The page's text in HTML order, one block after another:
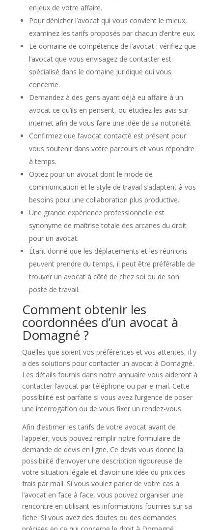
enjeux de votre affaire.
Pour dénicher l’avocat qui vous convient le mieux,
examinez les tarifs proposés par chacun d’entre eux.
Le domaine de compétence de l’avocat : vérifiez que
l’avocat que vous envisagez de contacter est
spécialisé dans le domaine juridique qui vous
concerne.
Demandez à des gens ayant déjà eu affaire à un
avocat ce qu’ils en pensent, ou étudiez les avis sur
internet afin de vous faire une idée de sa notoriété.
Confirmez que l’avocat contacté est présent pour
vous soutenir dans votre parcours et vous répondre
à temps.
Optez pour un avocat dont le mode de
communication et le style de travail s’adaptent à vos
besoins pour une collaboration plus productive.
Une grande expérience professionnelle est
synonyme de maîtrise totale des arcanes du droit
pour un avocat.
Étant donné que les déplacements et les réunions
peuvent prendre du temps, il peut être préférable de
trouver un avocat à côté de chez soi ou de son
poste de travail.
Comment obtenir les
coordonnées d’un avocat à
Domagné ?
Quelles que soient vos préférences et vos attentes, il y
a des solutions pour contacter un avocat à Domagné.
Les détails fournis dans notre annuaire vous aideront à
contacter l’avocat par téléphone ou par e-mail. Cette
possibilité est parfaite si vous avez l’urgence de poser
une interrogation ou de vous fixer un rendez-vous.
Afin d’estimer les tarifs de votre avocat avant de
l’appeler, vous pouvez remplir notre formulaire de
demande de devis en ligne. Ce devis vous donne la
possibilité d’envoyer une description rigoureuse de
votre situation légale et d’avoir une idée du prix des
frais par mail. Si vous voulez parler de votre cas à
l’avocat en face à face, vous pouvez organiser une
rencontre en utilisant les informations fournies sur sa
fiche. Si vous avez des doutes ou des demandes